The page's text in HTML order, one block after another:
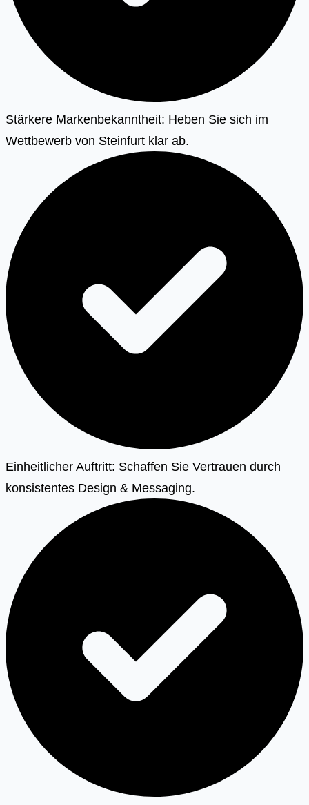
Stärkere Markenbekanntheit: Heben Sie sich im
Wettbewerb von Steinfurt klar ab.
Einheitlicher Auftritt: Schaffen Sie Vertrauen durch
konsistentes Design & Messaging.